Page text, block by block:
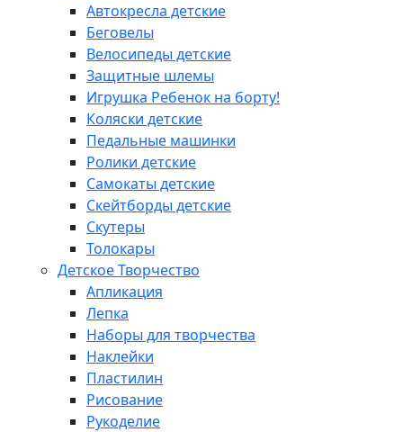
Автокресла детские
Беговелы
Велосипеды детские
Защитные шлемы
Игрушка Ребенок на борту!
Коляски детские
Педальные машинки
Ролики детские
Самокаты детские
Скейтборды детские
Скутеры
Толокары
Детское Творчество
Апликация
Лепка
Наборы для творчества
Наклейки
Пластилин
Рисование
Рукоделие